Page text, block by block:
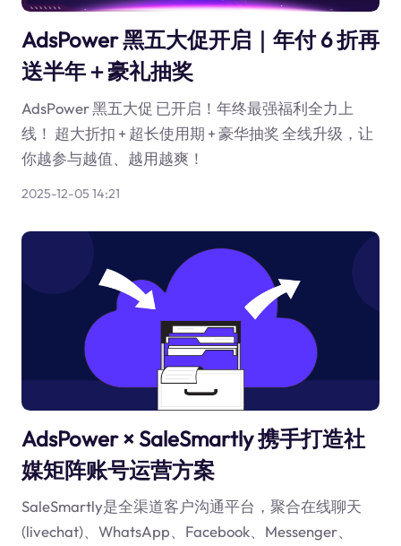
AdsPower 黑五大促开启｜年付 6 折再
送半年＋豪礼抽奖
AdsPower 黑五大促 已开启！年终最强福利全力上
线！ 超大折扣 + 超长使用期 + 豪华抽奖 全线升级，让
你越参与越值、越用越爽！
2025-12-05 14:21
AdsPower × SaleSmartly 携手打造社
媒矩阵账号运营方案
SaleSmartly是全渠道客户沟通平台，聚合在线聊天
(livechat)、WhatsApp、Facebook、Messenger、